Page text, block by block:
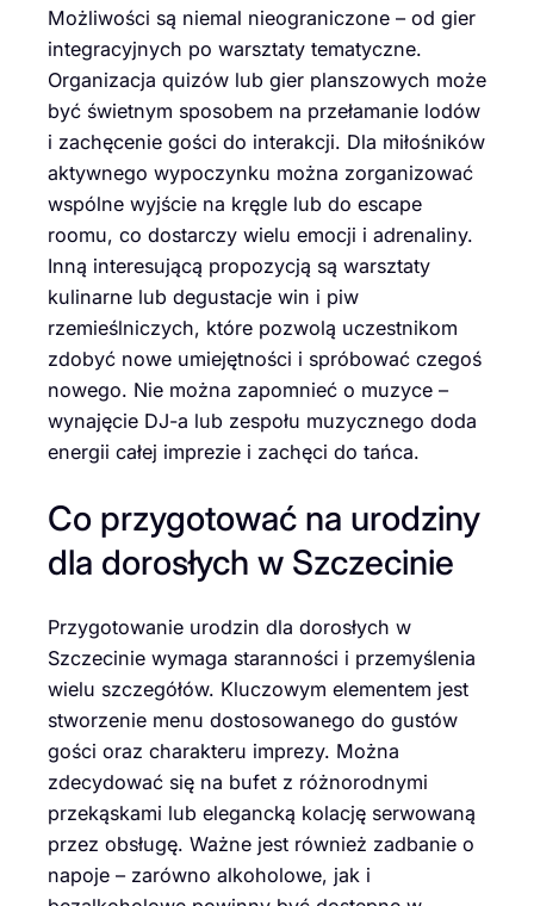
Możliwości są niemal nieograniczone – od gier
integracyjnych po warsztaty tematyczne.
Organizacja quizów lub gier planszowych może
być świetnym sposobem na przełamanie lodów
i zachęcenie gości do interakcji. Dla miłośników
aktywnego wypoczynku można zorganizować
wspólne wyjście na kręgle lub do escape
roomu, co dostarczy wielu emocji i adrenaliny.
Inną interesującą propozycją są warsztaty
kulinarne lub degustacje win i piw
rzemieślniczych, które pozwolą uczestnikom
zdobyć nowe umiejętności i spróbować czegoś
nowego. Nie można zapomnieć o muzyce –
wynajęcie DJ-a lub zespołu muzycznego doda
energii całej imprezie i zachęci do tańca.
Co przygotować na urodziny
dla dorosłych w Szczecinie
Przygotowanie urodzin dla dorosłych w
Szczecinie wymaga staranności i przemyślenia
wielu szczegółów. Kluczowym elementem jest
stworzenie menu dostosowanego do gustów
gości oraz charakteru imprezy. Można
zdecydować się na bufet z różnorodnymi
przekąskami lub elegancką kolację serwowaną
przez obsługę. Ważne jest również zadbanie o
napoje – zarówno alkoholowe, jak i